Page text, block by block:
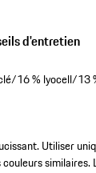
d'entretien
16 % lyocell/13
Utiliser
similaires.